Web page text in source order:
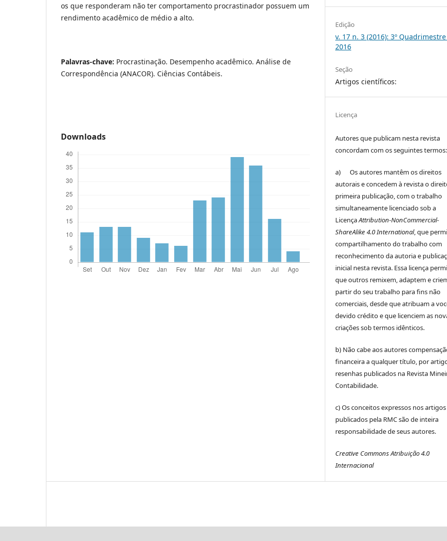
os que responderam não ter comportamento procrastinador possuem um
rendimento acadêmico de médio a alto.
Palavras-chave: Procrastinação. Desempenho acadêmico. Análise de
Correspondência (ANACOR). Ciências Contábeis.
Downloads
Edição
v. 17 n. 3 (2016): 3º
2016
Seção
Artigos científicos:
Licença
Autores que publicam nesta revista
concordam com os seguintes termos:
a) Os autores mantêm os direitos
autorais e concedem à revista o
primeira publicação, com o trabalho
simultaneamente licenciado sob a
LicençaAttribution-NonCommercial-
ShareAlike 4.0 International, que
compartilhamento do trabalho com
reconhecimento da autoria e
inicial nesta revista. Essa licença
que outros remixem, adaptem e
partir do seu trabalho para fins não
comerciais, desde que atribuam a
devido crédito e que licenciem as
criações sob termos idênticos.
b) Não cabe aos autores
financeira a qualquer título, por
resenhas publicados na Revista
Contabilidade.
c) Os conceitos expressos nos artigos
publicados pela RMC são de inteira
responsabilidade de seus autores.
Creative Commons Atribuição 4.0
Internacional